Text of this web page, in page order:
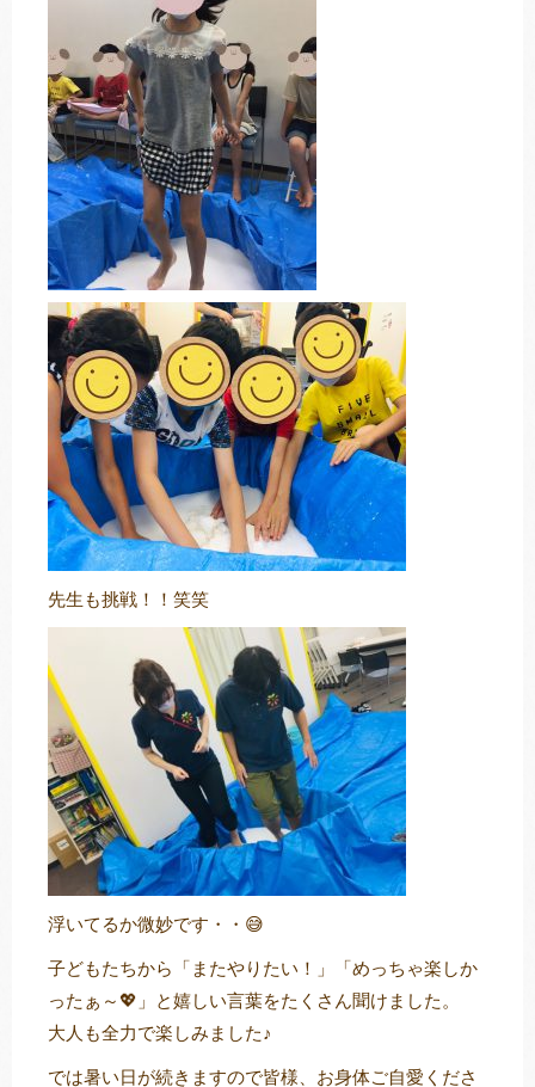
先生も挑戦！！笑笑
浮いてるか微妙です・・😅
子どもたちから「またやりたい！」「めっちゃ楽しか
ったぁ～💖」と嬉しい言葉をたくさん聞けました。
大人も全力で楽しみました♪
では暑い日が続きますので皆様、お身体ご自愛くださ